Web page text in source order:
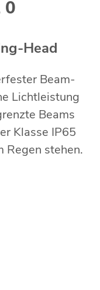
Head
Beam-
Lichtleistung
Beams
Klasse IP65
Regen stehen.